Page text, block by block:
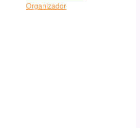
Organizador